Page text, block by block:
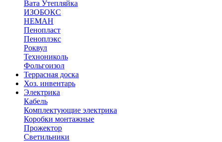
Вата Утепляйка
ИЗОБОКС
НЕМАН
Пенопласт
Пеноплэкс
Роквул
Технониколь
Фольгоизол
Террасная доска
Хоз. инвентарь
Электрика
Кабель
Комплектующие электрика
Коробки монтажные
Прожектор
Светильники